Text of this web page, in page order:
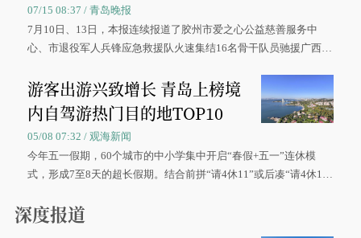
07/15 08:37 / 青岛晚报
7月10日、13日，本报连续报道了胶州市爱之心公益慈善服务中
心、市退役军人兵锋应急救援队火速集结16名骨干队员驰援广西灾
游客出游兴致增长 青岛上榜境
内自驾游热门目的地TOP10
05/08 07:32 / 观海新闻
今年五一假期，60个城市的中小学集中开启“春假+五一”连休模
式，形成7至8天的超长假期。结合前拼“请4休11”或后凑“请4休1
深度报道